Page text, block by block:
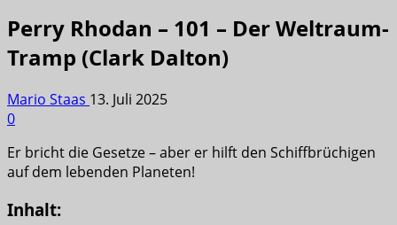
Perry Rhodan – 101 – Der Weltraum-
Tramp (Clark Dalton)
Mario Staas 13. Juli 2025
0
Er bricht die Gesetze – aber er hilft den Schiffbrüchigen
auf dem lebenden Planeten!
Inhalt: